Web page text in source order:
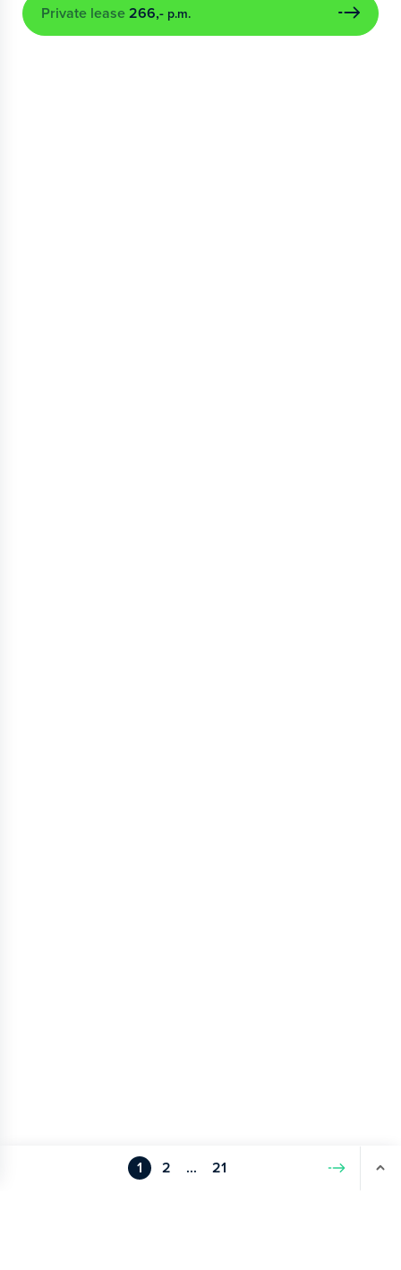
Private lease 266,- p.m.
1 2 ... 21 Volgende